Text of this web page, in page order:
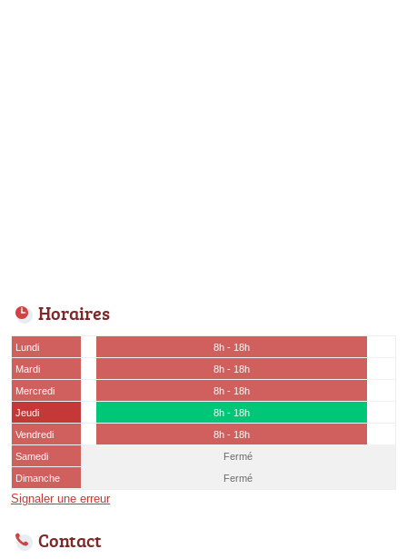
Horaires
Lundi
8h - 18h
Mardi
8h - 18h
Mercredi
8h - 18h
Jeudi
8h - 18h
Vendredi
8h - 18h
Samedi
Fermé
Dimanche
Fermé
Signaler une erreur
Contact